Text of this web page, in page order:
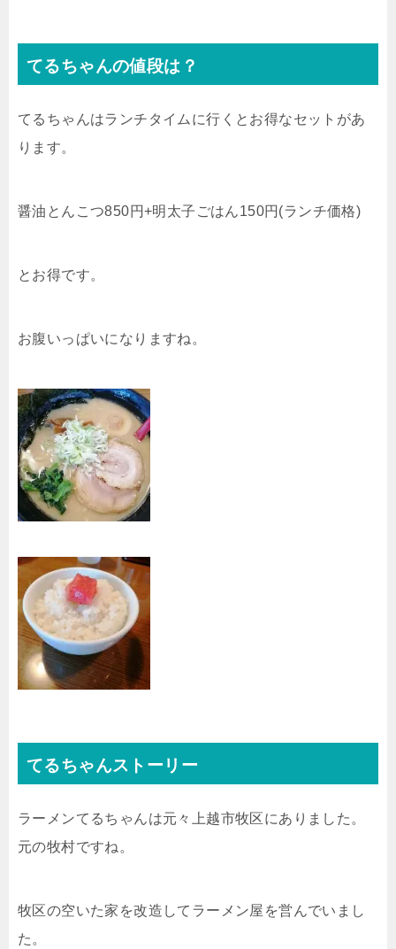
てるちゃんの値段は？
てるちゃんはランチタイムに行くとお得なセットがあ
ります。
醤油とんこつ850円+明太子ごはん150円(ランチ価格)
とお得です。
お腹いっぱいになりますね。
てるちゃんストーリー
ラーメンてるちゃんは元々上越市牧区にありました。
元の牧村ですね。
牧区の空いた家を改造してラーメン屋を営んでいまし
た。